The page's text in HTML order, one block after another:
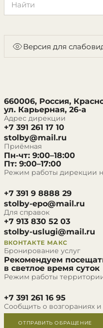
Версия для
660006, Россия,
ул. Карьерная, 26-а
Адрес дирекции
+7 391 261 17 10
stolby@mail.ru
Приёмная
Пн-чт: 9:00–18:00
Пт: 9:00–17:00
Режим работы дирекции
+7 391 9 8888 29
stolby-epo@mail.ru
Для справок
+7 913 830 52 03
stolby-uslugi@mail.ru
ВКОНТАКТЕ МАКС
Бронирование услуг
Рекомендуем
в светлое время суток
Режим работы
+7 391 261 16 95
Сообщить о возгораниях
ОТПРАВИТЬ ОБРАЩЕНИЕ